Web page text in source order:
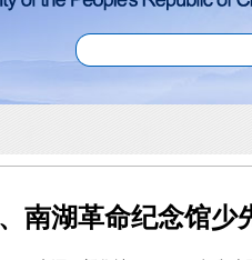
南湖革命纪念馆少